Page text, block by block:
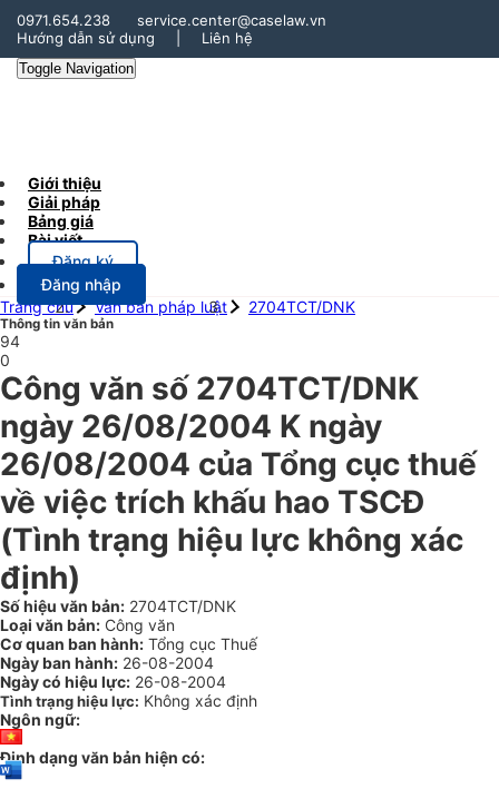
0971.654.238
service.center@caselaw.vn
Hướng dẫn sử dụng
Liên hệ
Toggle Navigation
Giới thiệu
Giải pháp
Bảng giá
Bài viết
Đăng ký
Đăng nhập
Trang chủ
Văn bản pháp luật 2704TCT/DNK
Thông tin văn bản
94
0
Công văn số 2704TCT/DNK
ngày 26/08/2004 K ngày
26/08/2004 của Tổng cục thuế
về việc trích khấu hao TSCĐ
(Tình trạng hiệu lực không xác
định)
Số hiệu văn bản: 2704TCT/DNK
Loại văn bản: Công văn
Cơ quan ban hành: Tổng cục Thuế
Ngày ban hành: 26-08-2004
Ngày có hiệu lực: 26-08-2004
Tình trạng hiệu lực: Không xác định
Ngôn ngữ:
Định dạng văn bản hiện có: